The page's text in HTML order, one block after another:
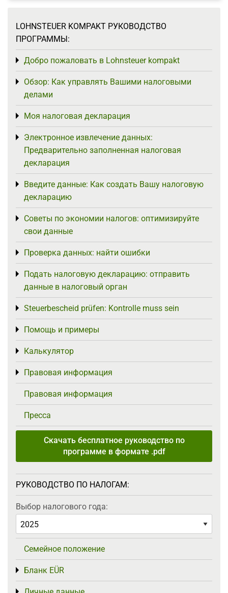
LOHNSTEUER KOMPAKT РУКОВОДСТВО
ПРОГРАММЫ:
Добро пожаловать в Lohnsteuer kompakt
Toggle menu
Обзор: Как управлять Вашими налоговыми
делами
Toggle menu
Моя налоговая декларация
Toggle menu
Электронное извлечение данных:
Предварительно заполненная налоговая
декларация
Toggle menu
Введите данные: Как создать Вашу налоговую
декларацию
Toggle menu
Советы по экономии налогов: оптимизируйте
свои данные
Toggle menu
Проверка данных: найти ошибки
Toggle menu
Подать налоговую декларацию: отправить
данные в налоговый орган
Toggle menu
Steuerbescheid prüfen: Kontrolle muss sein
Toggle menu
Помощь и примеры
Toggle menu
Калькулятор
Toggle menu
Правовая информация
Toggle menu
Правовая информация
Пресса
Скачать бесплатное руководство по
программе в формате .pdf
РУКОВОДСТВО ПО НАЛОГАМ:
Выбор налогового года:
Семейное положение
Бланк EÜR
Toggle menu